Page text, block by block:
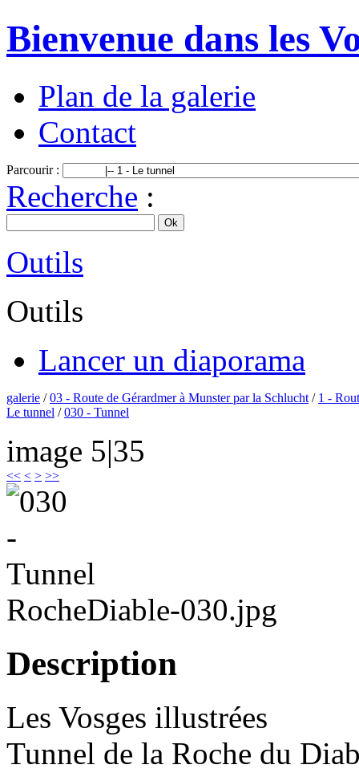
Bienvenue dans les
Plan de la galerie
Contact
Parcourir :
Recherche :
Outils
Outils
Lancer un diaporama
galerie /03 - Route de Gérardmer à Munster par la Schlucht / 1 -
Le tunnel /030 - Tunnel
image 5|35
<< < > >>
RocheDiable-030.jpg
Description
Les Vosges illustrées
Tunnel de la Roche du